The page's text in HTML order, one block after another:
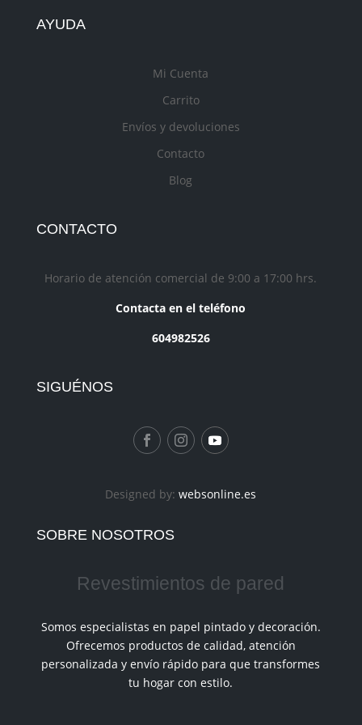
AYUDA
Mi Cuenta
Carrito
Envíos y devoluciones
Contacto
Blog
CONTACTO
Horario de atención comercial de 9:00 a 17:00 hrs.
Contacta en el teléfono
604982526
SIGUÉNOS
Designed by:websonline.es
SOBRE NOSOTROS
Revestimientos de pared
Somos especialistas en papel pintado y decoración.
Ofrecemos productos de calidad, atención
personalizada y envío rápido para que transformes
tu hogar con estilo.